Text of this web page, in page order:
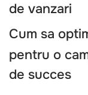
de vanzari
Cum sa
pentru o
de succes